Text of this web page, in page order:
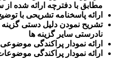
مطابق با دفترچه ارائه شده
ارائه پاسخنامه تشریحی با
تشریح نمودن دلیل دستی
نادرستی سایر گزینه ها
ارائه نمودار پراکندگی
رائه نمودار پراکندگی